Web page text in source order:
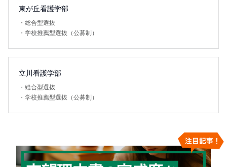
東が丘看護学部
・ 総合型選抜
・ 学校推薦型選抜（公募制）
立川看護学部
・ 総合型選抜
・ 学校推薦型選抜（公募制）